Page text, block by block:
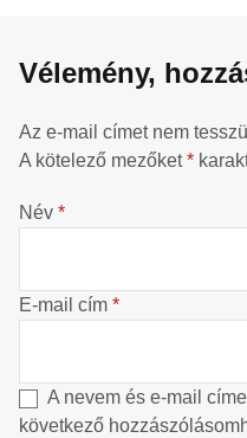
Vélemény,
Az e-mail címet nem
A kötelező mezőket*
Név *
E-mail cím *
A nevem és e-mail
következő